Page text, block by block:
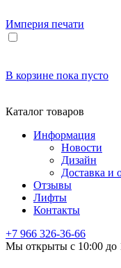
Империя печати
В корзине пока пусто
Каталог товаров
Информация
Новости
Дизайн
Доставка и
Отзывы
Лифты
Контакты
+7 966 326-36-66
Мы открыты с 10:00 до